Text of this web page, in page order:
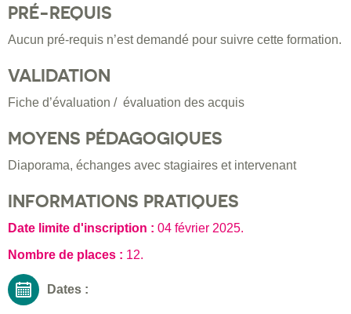
PRÉ-REQUIS
Aucun pré-requis n’est demandé pour suivre cette formation.
VALIDATION
Fiche d’évaluation / évaluation des acquis
MOYENS PÉDAGOGIQUES
Diaporama, échanges avec stagiaires et intervenant
INFORMATIONS PRATIQUES
Date limite d'inscription : 04 février 2025.
Nombre de places : 12.
Dates :